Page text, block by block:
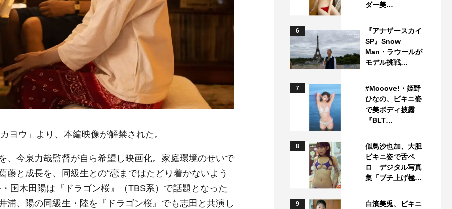
ヨウ」より、本編映像が解禁された。
、今泉力哉監督が自ら希望し映画化。家庭環境のせいで
と成長を、同級生との“恋まではたどり着かないよう
国木田陽は『ドラゴン桜』（TBS系）で話題となった
浦、陽の同級生・陸を『ドラゴン桜』でも志田と共演し
ダー美…
6
『アナザースカイ
SP』Snow
Man・ラウールが
モデル挑戦…
7
#Mooove!・姫野
ひなの、ビキニ姿
で美ボディ披露
『BLT…
8
似鳥沙也加、大胆
ビキニ姿で舌ペ
ロ デジタル写真
集「ブチ上げ極…
9
白濱美兎、ビキニ